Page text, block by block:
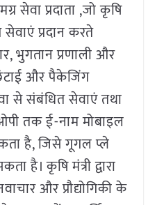
सेवा प्रदाता ,जो कृषि
प्रदान करते
भुगतान प्रणाली और
और पैकेजिंग
से संबंधित सेवाएं तथा
तक ई-नाम मोबाइल
है, जिसे गूगल प्ले
है। कृषि मंत्री द्वारा
और प्रौद्योगिकी के